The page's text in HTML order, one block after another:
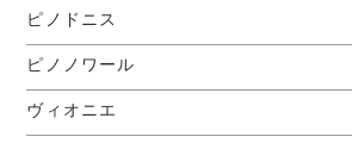
ピノドニス
ピノノワール
ヴィオニエ